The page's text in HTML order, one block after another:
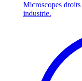
Microscopes droits
industrie.